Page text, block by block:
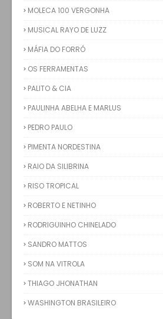
MOLECA 100 VERGONHA
MUSICAL RAYO DE LUZZ
MÁFIA DO FORRÓ
OS FERRAMENTAS
PALITO & CIA
PAULINHA ABELHA E MARLUS
PEDRO PAULO
PIMENTA NORDESTINA
RAIO DA SILIBRINA
RISO TROPICAL
ROBERTO E NETINHO
RODRIGUINHO CHINELADO
SANDRO MATTOS
SOM NA VITROLA
THIAGO JHONATHAN
WASHINGTON BRASILEIRO